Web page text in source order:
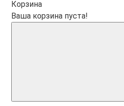
Корзина
Ваша корзина пуста!